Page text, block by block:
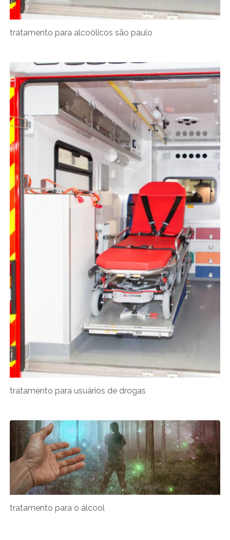
tratamento para alcoólicos são paulo
tratamento para usuários de drogas
tratamento para o álcool